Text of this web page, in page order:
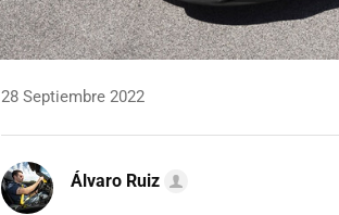
28 Septiembre 2022
Álvaro Ruiz